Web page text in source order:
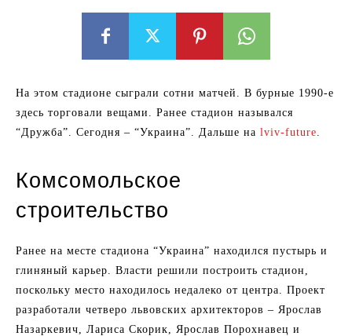
На этом стадионе сыграли сотни матчей. В бурные 1990-е
здесь торговали вещами. Ранее стадион назывался
“Дружба”. Сегодня – “Украина”. Дальше на lviv-future.
Комсомольское
строительство
Ранее на месте стадиона “Украина” находился пустырь и
глиняный карьер. Власти решили построить стадион,
поскольку место находилось недалеко от центра. Проект
разработали четверо львовских архитекторов – Ярослав
Назаркевич, Лариса Скорик, Ярослав Порохнавец и